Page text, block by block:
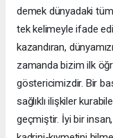
demek dünyadaki
tek kelimeyle ifade
kazandıran,
zamanda bizim ilk
göstericimizdir. Bir
sağlıklı ilişkiler
geçmiştir. İyi bir